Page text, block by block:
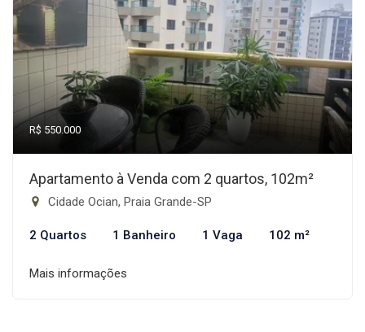
R$ 550.000
Apartamento à Venda com 2 quartos, 102m²
Cidade Ocian, Praia Grande-SP
2 Quartos 1 Banheiro 1 Vaga 102 m²
Mais informações